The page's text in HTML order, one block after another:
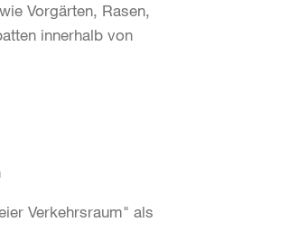
Vorgärten, Rasen,
innerhalb von
Verkehrsraum" als